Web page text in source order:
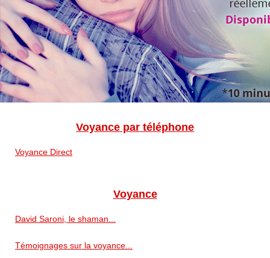
Voyance par téléphone
Voyance Direct
Voyance
David Saroni, le shaman...
Témoignages sur la voyance...